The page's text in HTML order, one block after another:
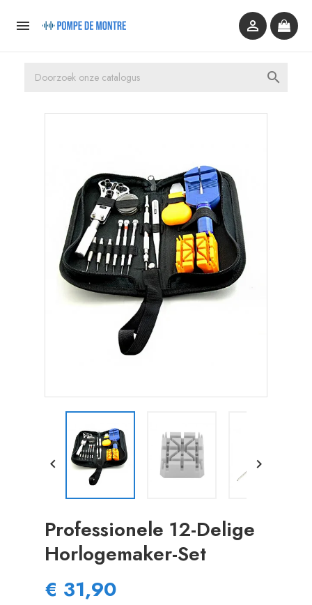
 

 
Professionele 12-Delige
Horlogemaker-Set
€ 31,90